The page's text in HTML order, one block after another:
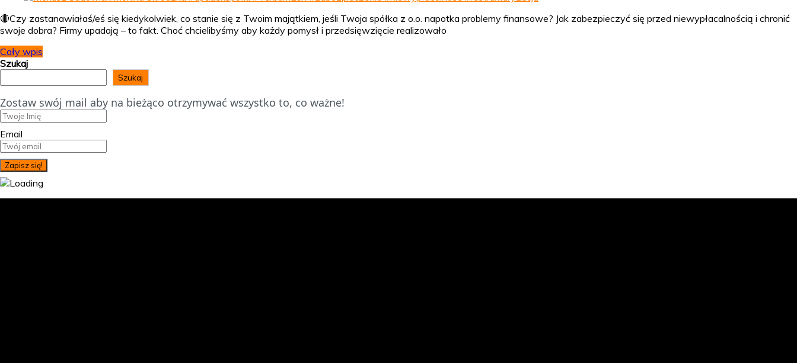
🔴Czy zastanawiałaś/eś się kiedykolwiek, co stanie się z Twoim majątkiem, jeśli Twoja spółka z o.o. napotka problemy finansowe? Jak zabezpieczyć się przed niewypłacalnością i chronić
swoje dobra? Firmy upadają – to fakt. Choć chcielibyśmy aby każdy pomysł i przedsięwzięcie realizowało
Cały wpis
Szukaj
Szukaj
Zostaw swój mail aby na bieżąco otrzymywać wszystko to, co ważne!
Email